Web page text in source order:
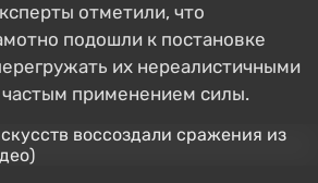
отметили, что
подошли к постановке
их нереалистичными
применением силы.